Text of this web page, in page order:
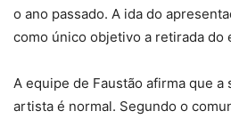
o ano passado. A ida do
como único objetivo a retirada do
A equipe de Faustão afirma que a
artista é normal. Segundo o